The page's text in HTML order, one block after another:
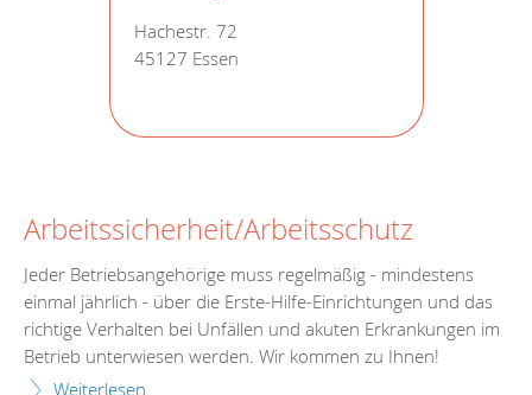
Hachestr. 72
45127 Essen
Arbeitssicherheit/Arbeitsschutz
Jeder Betriebsangehörige muss regelmäßig - mindestens
einmal jährlich - über die Erste-Hilfe-Einrichtungen und das
richtige Verhalten bei Unfällen und akuten Erkrankungen im
Betrieb unterwiesen werden. Wir kommen zu Ihnen!
Weiterlesen